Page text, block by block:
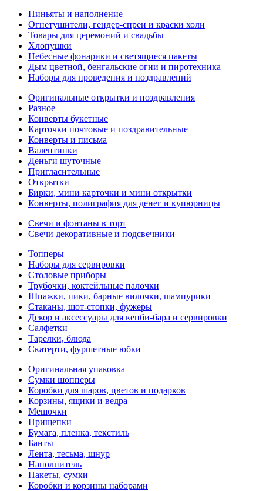
Пиньяты и наполнение
Огнетушители, гендер-спреи и краски холи
Товары для церемоний и свадьбы
Хлопушки
Небесные фонарики и светящиеся пакеты
Дым цветной, бенгальские огни и пиротехника
Наборы для проведения и поздравлений
Оригинальные открытки и поздравления
Разное
Конверты букетные
Карточки почтовые и поздравительные
Конверты и письма
Валентинки
Деньги шуточные
Пригласительные
Открытки
Бирки, мини карточки и мини открытки
Конверты, полиграфия для денег и купюрницы
Свечи и фонтаны в торт
Свечи декоративные и подсвечники
Топперы
Наборы для сервировки
Столовые приборы
Трубочки, коктейльные палочки
Шпажки, пики, барные вилочки, шампурики
Стаканы, шот-стопки, фужеры
Декор и аксессуары для кенби-бара и сервировки
Салфетки
Тарелки, блюда
Скатерти, фуршетные юбки
Оригинальная упаковка
Сумки шопперы
Коробки для шаров, цветов и подарков
Корзины, ящики и ведра
Мешочки
Прищепки
Бумага, пленка, текстиль
Банты
Лента, тесьма, шнур
Наполнитель
Пакеты, сумки
Коробки и корзины наборами